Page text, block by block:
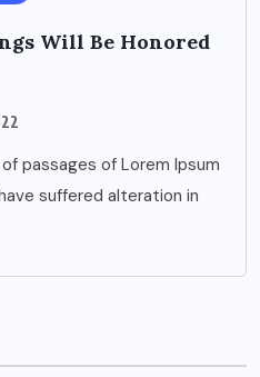
Will Be Honored
passages of Lorem Ipsum
suffered alteration in